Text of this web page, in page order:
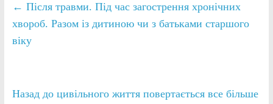
← Після травми. Під час загострення хронічних
хвороб. Разом із дитиною чи з батьками старшого
віку
Назад до цивільного життя повертається все більше